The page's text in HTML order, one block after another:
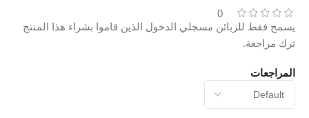
0
المراجعات
يسمح فقط للزبائن مسجلي الدخول الذين قاموا بشراء هذا المنتج
ترك مراجعة.